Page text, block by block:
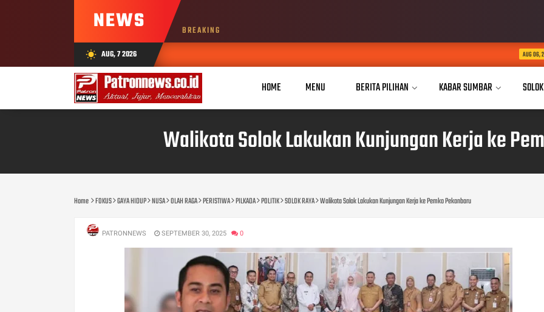
NEWS BREAKING
wb_sunny AUG, 7 2026 Dua Tahun
HOME MENU BERITA PILIHAN KABAR SUMBAR
Walikota Solok Lakukan Kunjungan Kerja ke
Home FOKUS GAYA HIDUP NUSA OLAH RAGA PERISTIWA PILKADA POLITIK SOLOK RAYA Walikota Solok Lakukan Kunjungan Kerja ke Pemko Pekanbaru
PATRONNEWS SEPTEMBER 30, 2025 0